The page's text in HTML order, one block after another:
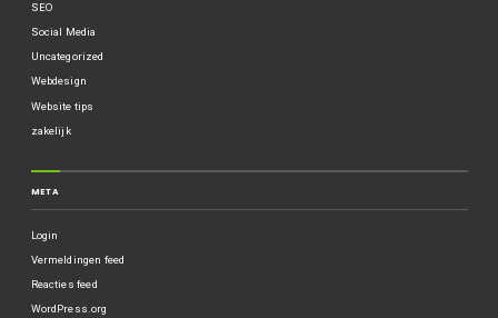
SEO
Social Media
Uncategorized
Webdesign
Website tips
zakelijk
META
Login
Vermeldingen feed
Reacties feed
WordPress.org